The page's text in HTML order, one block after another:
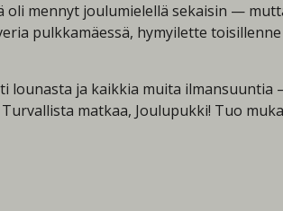
mennyt joulumielellä sekaisin —
pulkkamäessä, hymyilette
lounasta ja kaikkia muita
matkaa, Joulupukki! Tuo